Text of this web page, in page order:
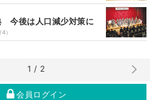
今後は人口減少対策に
）
1 / 2
会員ログイン